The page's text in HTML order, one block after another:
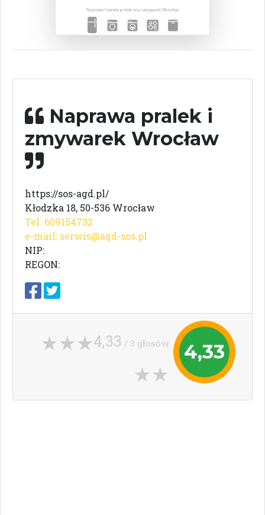
Naprawa pralek i
zmywarek Wrocław
https://sos-agd.pl/
Kłodzka 18, 50-536 Wrocław
Tel. 609154732
e-mail: serwis@agd-sos.pl
NIP:
REGON:
4,33
4,33 / 3 głosów